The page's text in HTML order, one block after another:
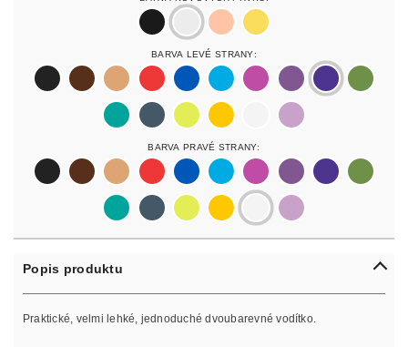
black
silver rosegoldgold
Barva Levé Strany:
black
darkbrownlightbrown
red blue lightbluelightpurplepurpur purple olive
pastelgreen
petrol neonyellow
yellow white lilac
Barva Pravé Strany:
black
darkbrownlightbrown
red blue lightbluelightpurplepurpur purple olive
pastelgreen
petrol neonyellow
yellow white lilac
Popis produktu
Praktické, velmi lehké, jednoduché dvoubarevné vodítko.